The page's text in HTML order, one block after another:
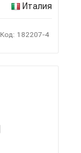
Италия
Код: 182207-4